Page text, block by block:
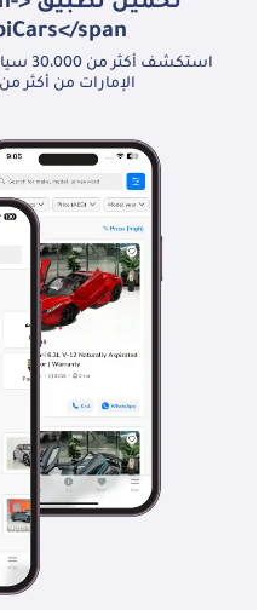
span>
الإمارات من أكثر من 350 وكيل معتمد.